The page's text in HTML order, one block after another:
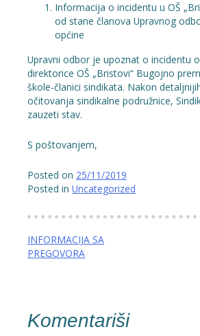
Informacija o incidentu u OŠ
od stane članova Upravnog
općine
Upravni odbor je upoznat o incidentu
direktorice OŠ „Bristovi“ Bugojno
škole-članici sindikata. Nakon
očitovanja sindikalne podružnice,
zauzeti stav.
S poštovanjem,
Posted on 25/11/2019
Posted in Uncategorized
Navigacija
članaka
INFORMACIJA SA
PREGOVORA
Komentariši